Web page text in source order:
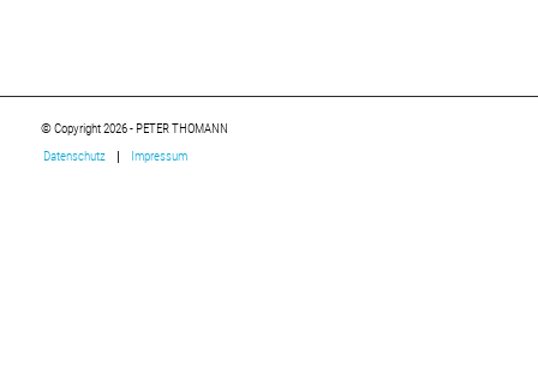
© Copyright 2026 - PETER THOMANN
Datenschutz
Impressum